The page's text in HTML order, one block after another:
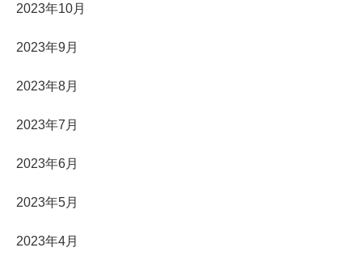
2023年10月
2023年9月
2023年8月
2023年7月
2023年6月
2023年5月
2023年4月